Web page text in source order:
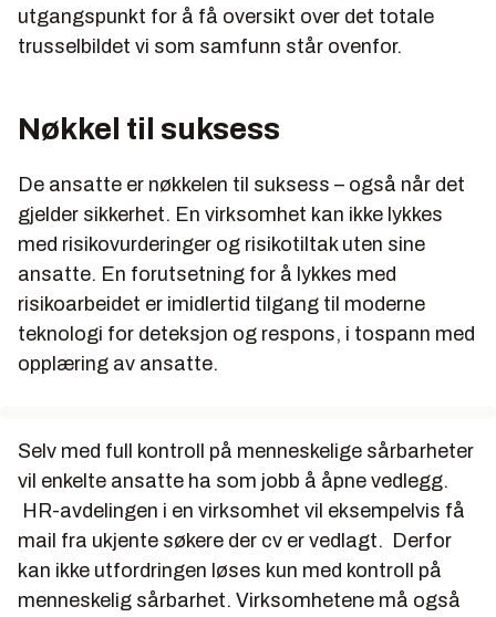
utgangspunkt for å få oversikt over det totale
trusselbildet vi som samfunn står ovenfor.
Nøkkel til suksess
De ansatte er nøkkelen til suksess – også når det
gjelder sikkerhet. En virksomhet kan ikke lykkes
med risikovurderinger og risikotiltak uten sine
ansatte. En forutsetning for å lykkes med
risikoarbeidet er imidlertid tilgang til moderne
teknologi for deteksjon og respons, i tospann med
opplæring av ansatte.
Selv med full kontroll på menneskelige sårbarheter
vil enkelte ansatte ha som jobb å åpne vedlegg.
HR-avdelingen i en virksomhet vil eksempelvis få
mail fra ukjente søkere der cv er vedlagt. Derfor
kan ikke utfordringen løses kun med kontroll på
menneskelig sårbarhet. Virksomhetene må også